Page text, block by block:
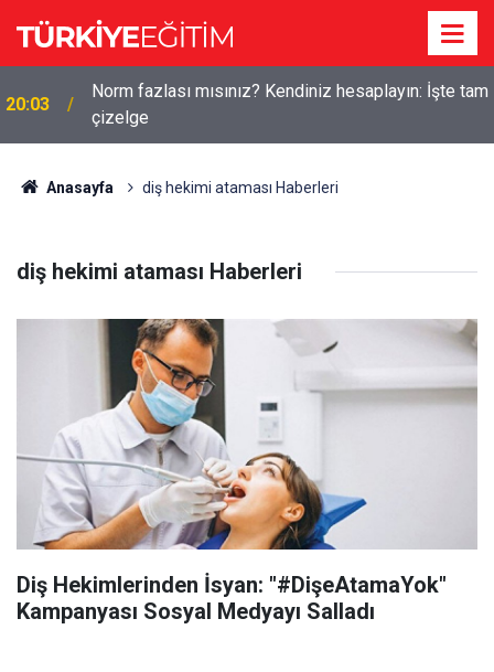
20:03
Norm fazlası mısınız? Kendiniz hesaplayın: İşte tam
çizelge
Anasayfa diş hekimi ataması Haberleri
diş hekimi ataması Haberleri
Diş Hekimlerinden İsyan: "#DişeAtamaYok"
Kampanyası Sosyal Medyayı Salladı